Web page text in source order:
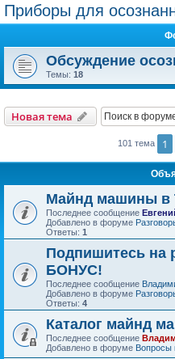
Приборы для
Обсуждение
Темы: 18
Новая тема
101 тема 1
Майнд машины в
Последнее сообщение
Добавлено в форуме
Ответы: 1
Подпишитесь на
БОНУС!
Последнее сообщение
Добавлено в форуме
Ответы: 4
Каталог майнд
Последнее сообщение
Добавлено в форуме Вопросы